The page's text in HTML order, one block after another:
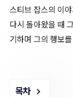
스티브 잡스의 이
다시 돌아왔을 때
기하며 그의 행보
목차